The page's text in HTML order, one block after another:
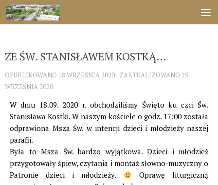
Przejdź do treści
ZE ŚW. STANISŁAWEM KOSTKĄ…
OPUBLIKOWANO 18 WRZEŚNIA 2020 · ZAKTUALIZOWANO 19
WRZEŚNIA 2020
W dniu 18.09. 2020 r. obchodziliśmy Święto ku czci Św.
Stanisława Kostki. W naszym kościele o godz. 17:00 została
odprawiona Msza Św. w intencji dzieci i młodzieży naszej
parafii.
Była to Msza Św. bardzo wyjątkowa. Dzieci i młodzież
przygotowały śpiew, czytania i montaż słowno-muzyczny o
Patronie dzieci i młodzieży.
Oprawę liturgiczną